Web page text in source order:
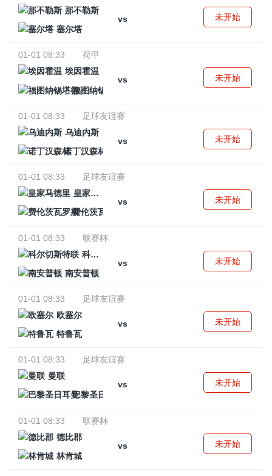
那不勒斯
vs
塞尔塔
未开始
01-01 08:33
荷甲
埃因霍温
vs
福图纳锡塔德
未开始
01-01 08:33
足球友谊赛
乌迪内斯
vs
诺丁汉森林
未开始
01-01 08:33
足球友谊赛
皇家马德里
vs
费伦茨瓦罗斯
未开始
01-01 08:33
联赛杯
科尔切斯特联
vs
南安普顿
未开始
01-01 08:33
足球友谊赛
欧塞尔
vs
特鲁瓦
未开始
01-01 08:33
足球友谊赛
曼联
vs
巴黎圣日耳曼
未开始
01-01 08:33
联赛杯
德比郡
vs
林肯城
未开始